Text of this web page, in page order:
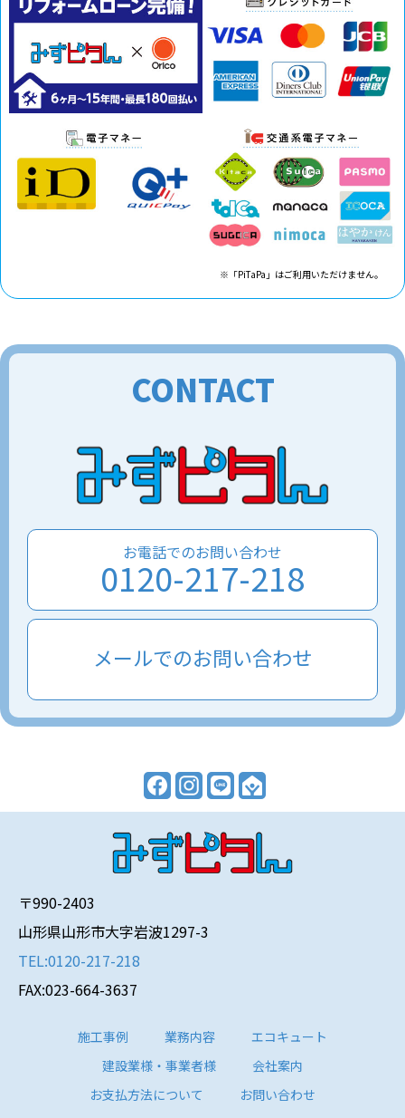
※「PiTaPa」はご利用いただけません。
CONTACT
お電話でのお問い合わせ
0120-217-218
メールでのお問い合わせ
〒990-2403
山形県山形市大字岩波1297-3
TEL:0120-217-218
FAX:023-664-3637
施工事例 業務内容
エコキュート
建設業様・事業者様
会社案内
お支払方法について
お問い合わせ